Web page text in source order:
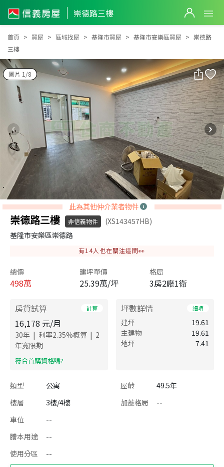
崇德路三樓
崇德路三樓
首頁 買屋 區域找屋 基隆市買屋 基隆市安樂區買屋
崇德路
三樓
圖片 1/8
此為其他仲介業者物件
崇德路三樓 非信義物件
(XS143457HB)
基隆市安樂區崇德路
有14人也在關注這間👀
總價
498萬
建坪單價
25.39萬/坪
格局
3房2廳1衛
房貸試算 計算
16,178 元/月
30年 | 利率2.35%概算 | 2
年寬限期
​符合首購資格嗎?
坪數詳情 細項
建坪
19.61
主建物
19.61
地坪
7.41
類型 公寓 屋齡
49.5年
樓層
3樓/4樓 加蓋格局
--
車位
--
謄本用途
--
使用分區
--